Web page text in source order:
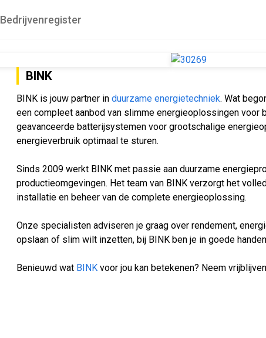
Bedrijvenregister
BINK
BINK is jouw partner induurzame energietechniek. Wat
een compleet aanbod van slimme energieoplossingen
geavanceerde batterijsystemen voor grootschalige
energieverbruik optimaal te sturen.
Sinds 2009 werkt BINK met passie aan duurzame
productieomgevingen. Het team van BINK verzorgt het
installatie en beheer van de complete energieoplossing.
Onze specialisten adviseren je graag over rendement,
opslaan of slim wilt inzetten, bij BINK ben je in goede
Benieuwd wat BINK voor jou kan betekenen? Neem